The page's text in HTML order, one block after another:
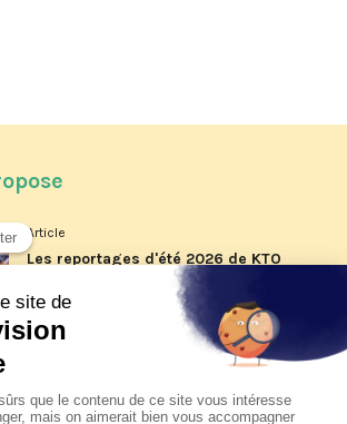
Article
Les reportages d'été 2026 de KTO
Article
La visite pastorale du pape Léon
jeudi 6 août